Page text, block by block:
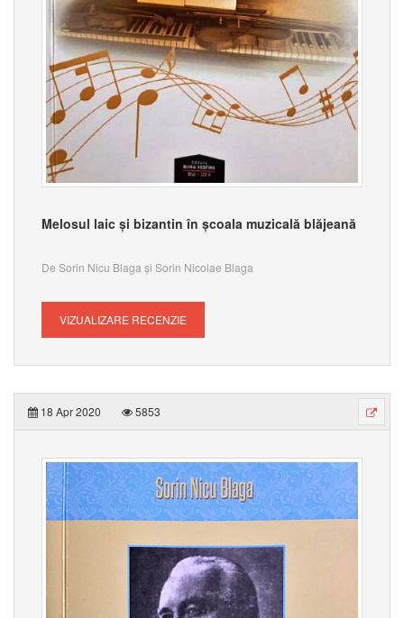
Melosul laic și bizantin în școala muzicală blăjeană
De Sorin Nicu Blaga și Sorin Nicolae Blaga
VIZUALIZARE RECENZIE
18 Apr 2020 5853